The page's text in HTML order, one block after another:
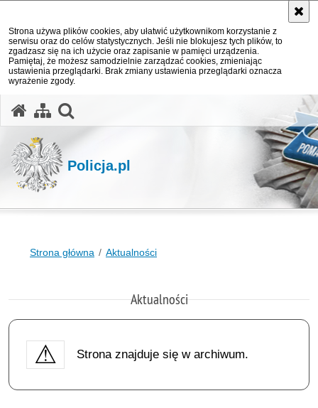
Strona używa plików cookies, aby ułatwić użytkownikom korzystanie z
serwisu oraz do celów statystycznych. Jeśli nie blokujesz tych plików, to
zgadzasz się na ich użycie oraz zapisanie w pamięci urządzenia.
Pamiętaj, że możesz samodzielnie zarządzać cookies, zmieniając
ustawienia przeglądarki. Brak zmiany ustawienia przeglądarki oznacza
wyrażenie zgody.
Policja.pl
Strona główna Aktualności
Aktualności
Strona znajduje się w archiwum.